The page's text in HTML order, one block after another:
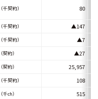
（千契約） 80
（千契約）
▲147
（千契約）
▲7
（契約）
▲27
（契約）
25,957
（千契約）
108
（千ch） 515